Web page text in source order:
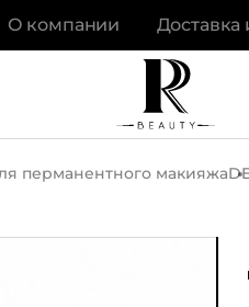
О компании Доставка
перманентного макияжа